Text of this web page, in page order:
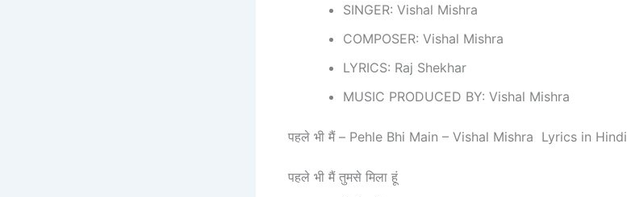
SINGER: Vishal Mishra
COMPOSER: Vishal Mishra
LYRICS: Raj Shekhar
MUSIC PRODUCED BY: Vishal Mishra
पहले भी मैं – Pehle Bhi Main – Vishal Mishra Lyrics in Hindi
पहले भी मैं तुमसे मिला हूं